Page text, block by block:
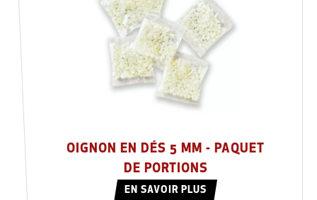
OIGNON EN DÉS 5 MM - PAQUET
DE PORTIONS
EN SAVOIR PLUS